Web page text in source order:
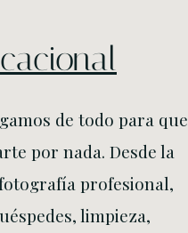
de todo para que
por nada. Desde la
profesional,
limpieza,